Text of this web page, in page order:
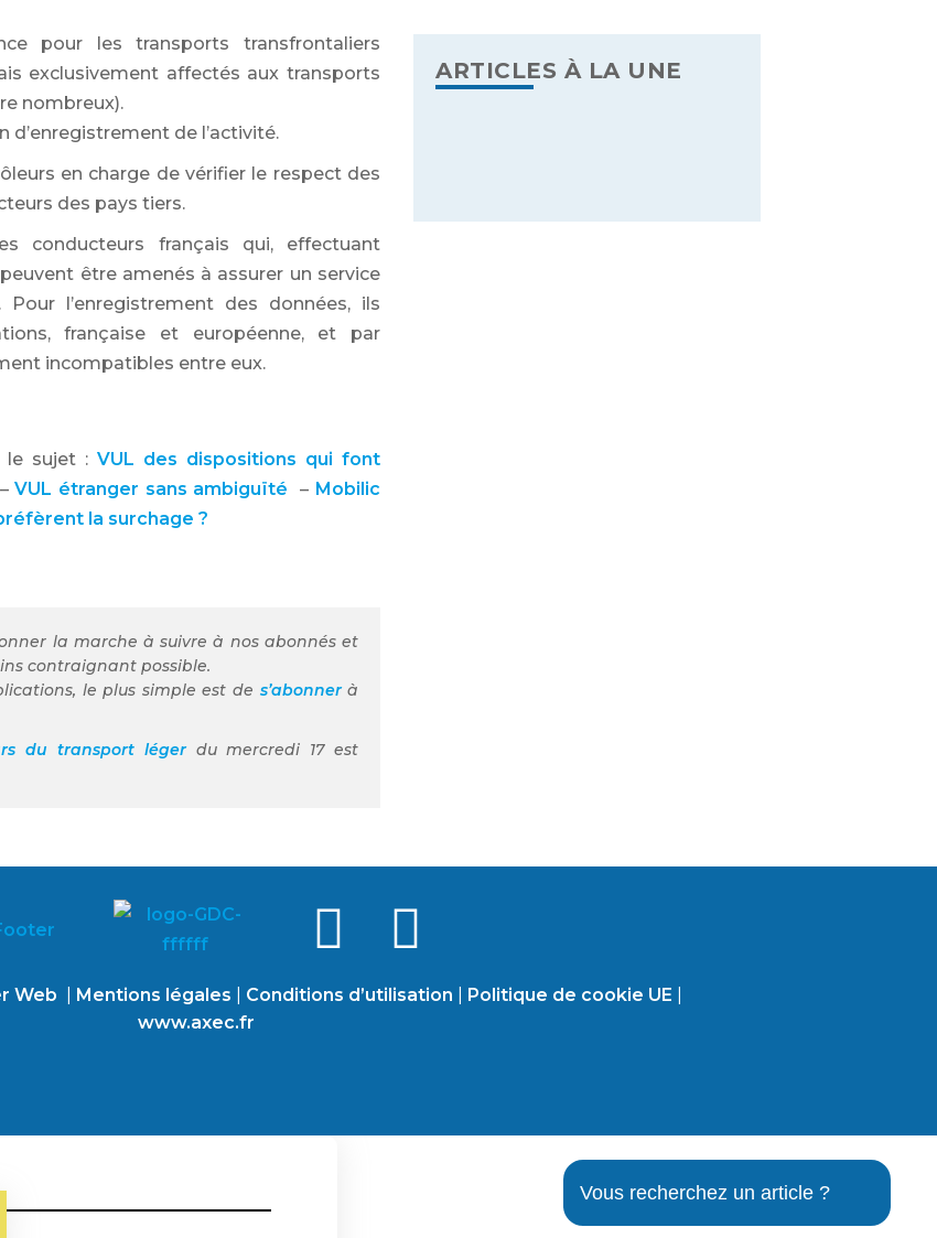
Vous recherchez un article ?
pour les transports transfrontaliers
exclusivement affectés aux transports
nombreux).
d’enregistrement de l’activité.
en charge de vérifier le respect des
des pays tiers.
conducteurs français qui, effectuant
être amenés à assurer un service
l’enregistrement des données, ils
française et européenne,et par
incompatibles entre eux.
le sujet :VUL des dispositions qui font
–VUL étranger sans ambiguïté – Mobilic
la surchage ?
la marche à suivre à nos abonnés et
contraignant possible.
le plus simple est de s’abonnerà
du transport légerdu mercredi 17 est
ARTICLES À LA UNE
Web Mentions légales Conditions d’utilisation Politique de cookie UE
www.axec.fr